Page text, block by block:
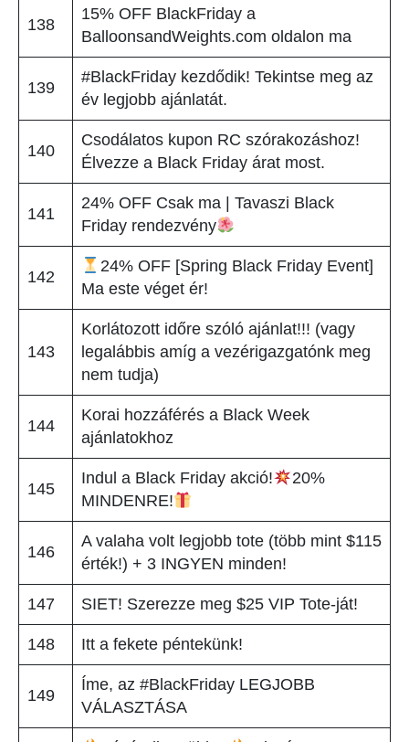
138
15% OFF BlackFriday a
BalloonsandWeights.com oldalon ma
139
#BlackFriday kezdődik! Tekintse meg az
év legjobb ajánlatát.
140
Csodálatos kupon RC szórakozáshoz!
Élvezze a Black Friday árat most.
141
24% OFF Csak ma | Tavaszi Black
Friday rendezvény
142
24% OFF [Spring Black Friday Event]
Ma este véget ér!
143
Korlátozott időre szóló ajánlat!!! (vagy
legalábbis amíg a vezérigazgatónk meg
nem tudja)
144
Korai hozzáférés a Black Week
ajánlatokhoz
145
Indul a Black Friday akció!
20%
MINDENRE!
146
A valaha volt legjobb tote (több mint $115
érték!) + 3 INGYEN minden!
147 SIET! Szerezze meg $25 VIP Tote-ját!
148 Itt a fekete péntekünk!
149
Íme, az #BlackFriday LEGJOBB
VÁLASZTÁSA